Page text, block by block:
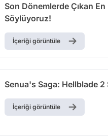
Son Dönemlerde Çıkan En
Söylüyoruz!
İçeriği görüntüle
Senua's Saga: Hellblade 2
İçeriği görüntüle